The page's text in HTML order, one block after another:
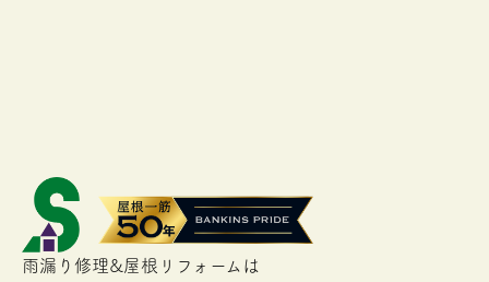
雨漏り修理&屋根リフォームは